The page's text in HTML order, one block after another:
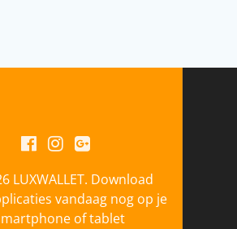
LUXWALLET. Download
vandaag nog op je
of tablet